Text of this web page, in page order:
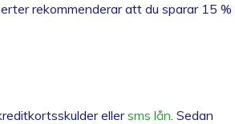
rekommenderar att du sparar 15 %
ellersms lån. Sedan